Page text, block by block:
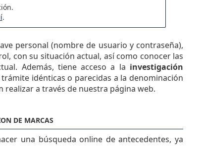
.
personal (nombre de usuario y contraseña),
con su situación actual, así como conocer las
Además, tiene acceso a la investigación
idénticas o parecidas a la denominación
a través de nuestra página web.
DE MARCAS
una búsqueda online de antecedentes, ya